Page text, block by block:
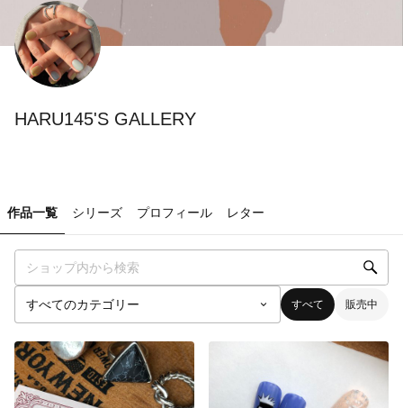
HARU145'S GALLERY
作品一覧 シリーズ プロフィール レター
すべて 販売中